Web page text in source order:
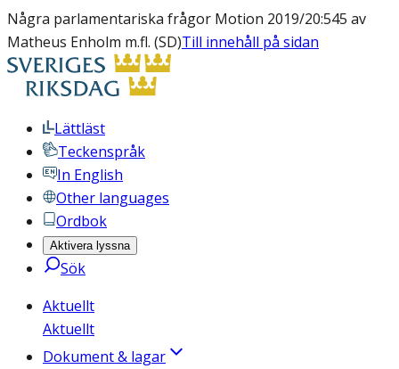
Några parlamentariska frågor Motion 2019/20:545 av
Matheus Enholm m.fl. (SD)Till innehåll på sidan
Lättläst
Teckenspråk
In English
Other languages
Ordbok
Aktivera lyssna
Sök
Aktuellt
Aktuellt
Dokument & lagar